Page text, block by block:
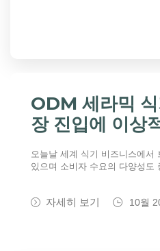
ODM 세라믹
장 진입에 이상
오늘날 세계 식기 비즈니스에서
있으며 소비자 수요의 다양성도
자세히 보기 10월